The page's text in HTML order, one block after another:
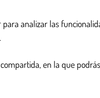
analizar las
en la que